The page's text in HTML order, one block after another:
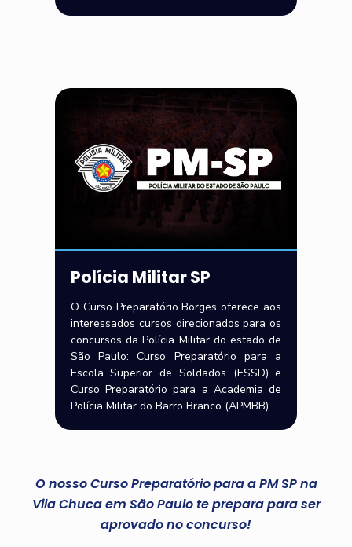
Polícia Militar SP
O Curso Preparatório Borges oferece aos
interessados cursos direcionados para os
concursos da Polícia Militar do estado de
São Paulo: Curso Preparatório para a
Escola Superior de Soldados (ESSD) e
Curso Preparatório para a Academia de
Polícia Militar do Barro Branco (APMBB).
O nosso Curso Preparatório para a PM SP na
Vila Chuca em São Paulo te prepara para ser
aprovado no concurso!